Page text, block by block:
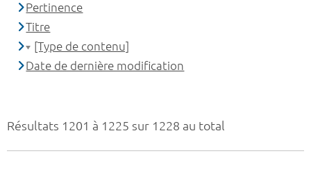
Résultats 1201 à 1225 sur 1228 au total
Pertinence
Titre
[Type de contenu]
Date de dernière modification